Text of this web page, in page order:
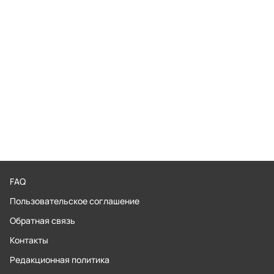
FAQ
Пользовательское соглашение
Обратная связь
Контакты
Редакционная политика